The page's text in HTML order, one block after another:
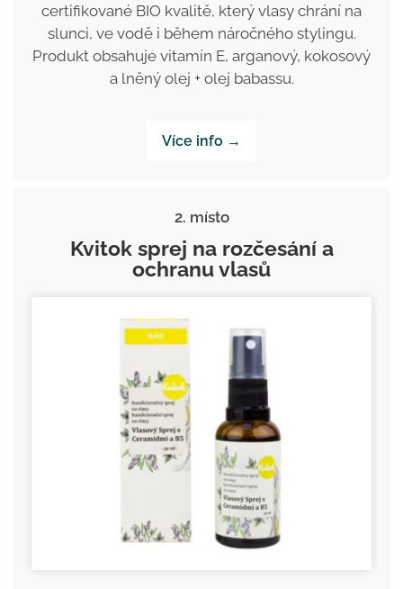
certifikované BIO kvalitě, který vlasy chrání na
slunci, ve vodě i během náročného stylingu.
Produkt obsahuje vitamín E, arganový, kokosový
a lněný olej + olej babassu.
Více info →
2. místo
Kvitok sprej na rozčesání a
ochranu vlasů